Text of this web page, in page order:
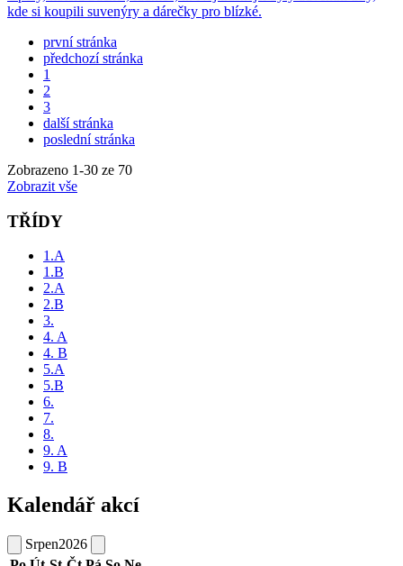
kde si koupili suvenýry a dárečky pro blízké.
první stránka
předchozí stránka
1
2
3
další stránka
poslední stránka
Zobrazeno 1-30 ze 70
Zobrazit vše
TŘÍDY
1.A
1.B
2.A
2.B
3.
4. A
4. B
5.A
5.B
6.
7.
8.
9. A
9. B
Kalendář akcí
Srpen2026